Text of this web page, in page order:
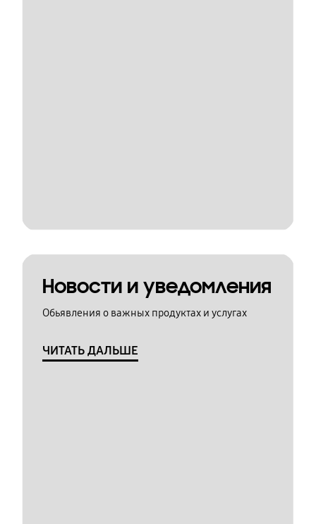
Новости и уведомления
Обьявления о важных продуктах и услугах
ЧИТАТЬ ДАЛЬШЕ